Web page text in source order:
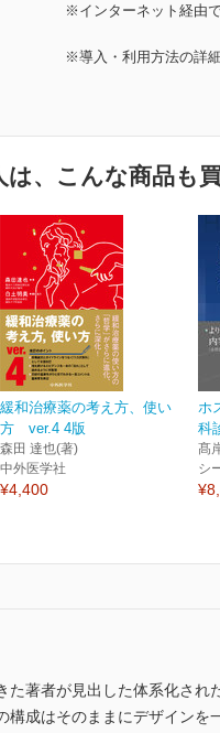
※インターネット経由
※導入・利用方法の詳
、こんな商品も
緩和治療薬の考え方、使い
方 ver.4 4版
森田 達也(著)
中外医学社
¥4,400
ホ
科
髙
シ
た著者が見出した体系化さ
構成はそのままにデザイン